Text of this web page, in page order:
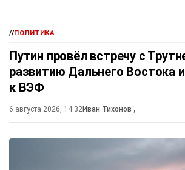
//ПОЛИТИКА
Путин провёл встречу с
развитию Дальнего Востока
к ВЭФ
6 августа 2026, 14:32Иван Тихонов ,